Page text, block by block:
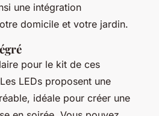
une intégration
domicile et votre jardin.
pour le kit de ces
LEDs proposent une
idéale pour créer une